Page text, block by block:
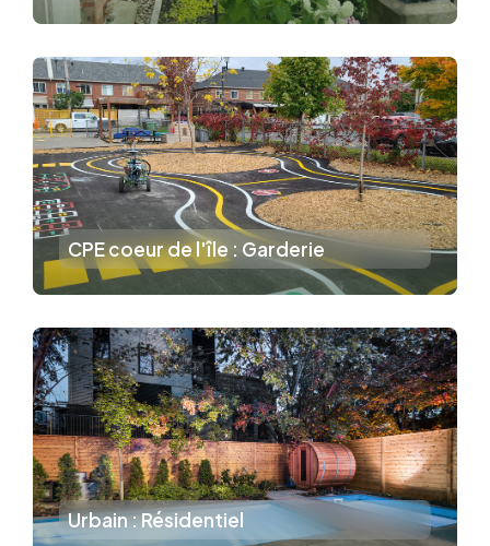
CPE coeur de l'île : Garderie
Urbain : Résidentiel